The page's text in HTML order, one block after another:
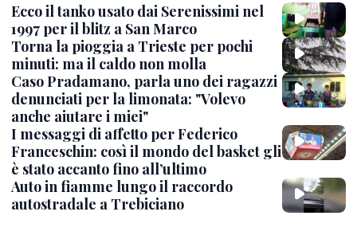
Ecco il tanko usato dai Serenissimi nel
1997 per il blitz a San Marco
Torna la pioggia a Trieste per pochi
minuti: ma il caldo non molla
Caso Pradamano, parla uno dei ragazzi
denunciati per la limonata: "Volevo
anche aiutare i miei"
I messaggi di affetto per Federico
Franceschin: così il mondo del basket gli
è stato accanto fino all’ultimo
Auto in fiamme lungo il raccordo
autostradale a Trebiciano